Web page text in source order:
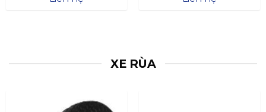
XE RÙA